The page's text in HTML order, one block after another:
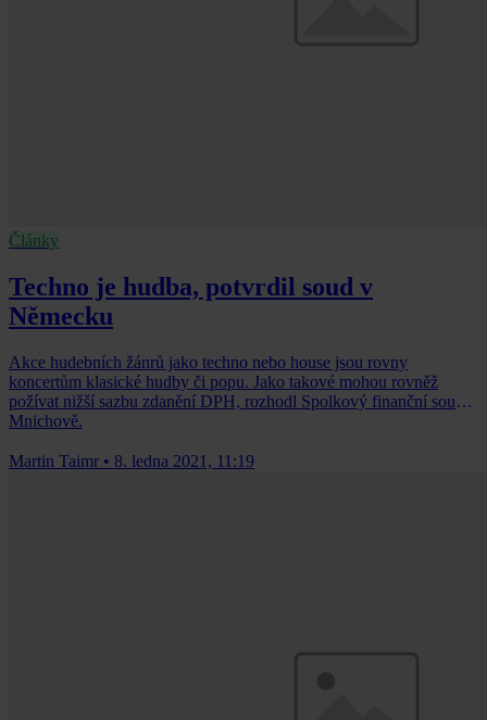
Články
Techno je hudba, potvrdil soud v
Německu
Akce hudebních žánrů jako techno nebo house jsou rovny
koncertům klasické hudby či popu. Jako takové mohou rovněž
požívat nižší sazbu zdanění DPH, rozhodl Spolkový finanční soud v
Mnichově.
Martin Taimr • 8. ledna 2021, 11:19